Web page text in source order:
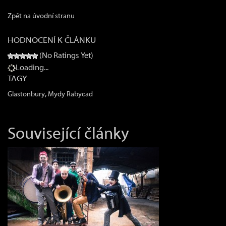
Zpět na úvodní stranu
HODNOCENÍ K ČLÁNKU
(No Ratings Yet)
Loading...
TAGY
Glastonbury,Mydy Rabycad
Související články